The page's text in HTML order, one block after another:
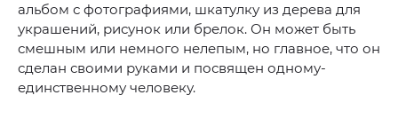
альбом с фотографиями, шкатулку из дерева для
украшений, рисунок или брелок. Он может быть
смешным или немного нелепым, но главное, что он
сделан своими руками и посвящен одному-
единственному человеку.